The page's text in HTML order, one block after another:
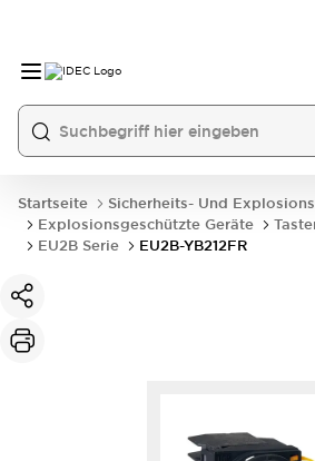
Startseite
Sicherheits- Und
Explosionsgeschützte Geräte
EU2B Serie
EU2B-YB212FR